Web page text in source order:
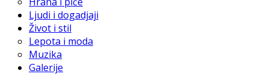
Ljudi i dogadjaji
Život i stil
Lepota i moda
Muzika
Galerije